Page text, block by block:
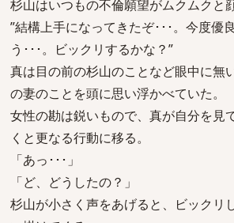
杉山はいつもの不倫願望がムクムクと
”結構上手になってきたぞ･･･。今度優
う･･･。ビックリするかな？”
真は目の前の杉山のことなど眼中に無
の妻のことを頭に思い浮かべていた。
女性の勘は鋭いもので、真が自分を見
くと更なる行動に移る。
「あっ･･･」
「ど、どうしたの？」
杉山が小さく声をあげると、ビックリ